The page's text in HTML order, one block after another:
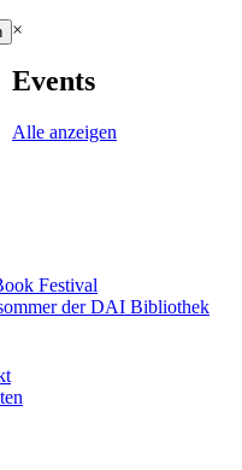
×
Events
Alle anzeigen
Festival
der DAI Bibliothek